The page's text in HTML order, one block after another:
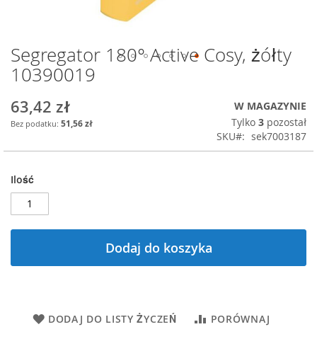
Przejdź
na
początek
Segregator 180° Active Cosy, żółty
10390019
63,42 zł
51,56 zł
W MAGAZYNIE
Tylko 3 pozostał
SKU
sek7003187
Ilość
Dodaj do koszyka
DODAJ DO LISTY ŻYCZEŃ PORÓWNAJ